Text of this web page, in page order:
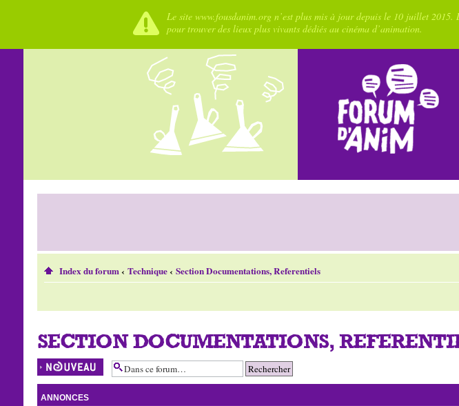
Le site www.fousdanim.org n’est plus mis à jour depuis le 10 juillet
pour trouver des lieux plus vivants dédiés au cinéma d’animation.
Index du forum‹ Technique‹ Section Documentations, Referentiels
SECTION DOCUMENTATIONS,
Écrire un nouveau
sujet
ANNONCES